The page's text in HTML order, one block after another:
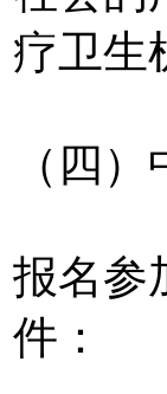
疗卫生
（四
报名参
件：